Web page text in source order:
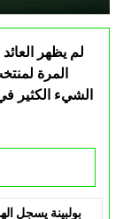
لم يظهر
المرة
الشيء الكثير
بولبينة يسجل